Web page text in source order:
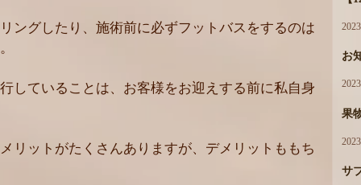
ングしたり、施術前に必ずフットバスをするのは
していることは、お客様をお迎えする前に私自身
リットがたくさんありますが、デメリットももち
お
果
サ